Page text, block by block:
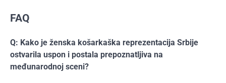
FAQ
Q: Kako je ženska košarkaška reprezentacija Srbije
ostvarila uspon i postala prepoznatljiva na
međunarodnoj sceni?